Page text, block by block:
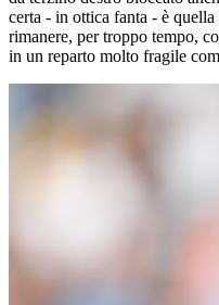
certa - in ottica fanta - è
rimanere, per troppo tempo,
in un reparto molto fragile